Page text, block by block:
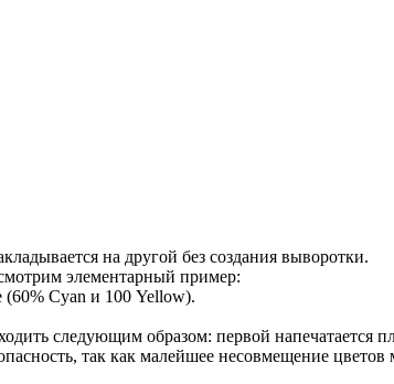
на другой без создания выворотки.
элементарный пример:
Cyan и 100 Yellow).
следующим образом: первой
так как малейшее несовмещение